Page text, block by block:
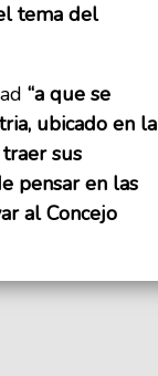
tema del
“a que se
ubicado en la
sus
pensar en las
al Concejo